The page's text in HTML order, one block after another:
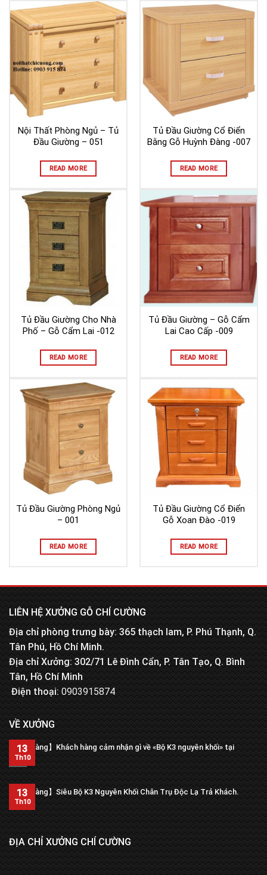
Nội Thất Phòng Ngủ – Tủ
Đầu Giường – 051
READ MORE
Tủ Đầu Giường Cổ Điển
Bằng Gỗ Huỳnh Đàng -007
READ MORE
Tủ Đầu Giường Cho Nhà
Phố – Gỗ Cẩm Lai -012
READ MORE
Tủ Đầu Giường – Gỗ Cẩm
Lai Cao Cấp -009
READ MORE
Tủ Đầu Giường Phòng Ngủ
– 001
READ MORE
Tủ Đầu Giường Cổ Điển
Gỗ Xoan Đào -019
READ MORE
LIÊN HỆ XƯỞNG GỖ CHÍ CƯỜNG
Địa chỉ phòng trưng bày: 365 thạch lam, P. Phú Thạnh, Q.
Tân Phú, Hồ Chí Minh.
Địa chỉ Xưởng: 302/71 Lê Đình Cẩn, P. Tân Tạo, Q. Bình
Tân, Hồ Chí Minh
Điện thoại:0903915874
VỀ XƯỞNG
【Trả hàng】Khách hàng cảm nhận gì về «Bộ K3 nguyên khối» tại
xưởng?
13
Th10
【Trả hàng】Siêu Bộ K3 Nguyên Khối Chân Trụ Độc Lạ Trả Khách.
13
Th10
ĐỊA CHỈ XƯỞNG CHÍ CƯỜNG